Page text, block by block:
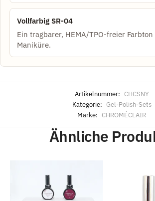
Vollfarbig SR-04
Ein tragbarer, HEMA/TPO-freier
Maniküre.
Artikelnummer: CHCSNY
Kategorie: Gel-Polish-Sets
Marke: CHROMÉCLAIR
Ähnliche